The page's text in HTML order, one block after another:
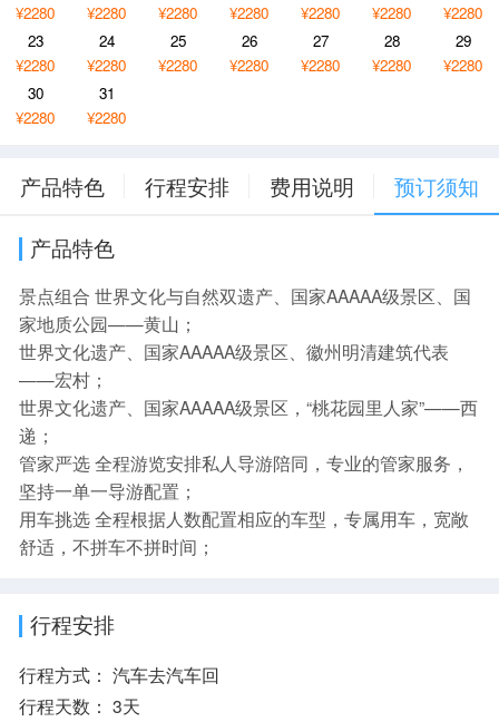
¥2280
¥2280
¥2280
¥2280
¥2280
¥2280
¥2280
23
¥2280
24
¥2280
25
¥2280
26
¥2280
27
¥2280
28
¥2280
29
¥2280
30
¥2280
31
¥2280
产品特色 行程安排 费用说明 预订须知
产品特色
景点组合 世界文化与自然双遗产、国家AAAAA级景区、国
家地质公园——黄山；
世界文化遗产、国家AAAAA级景区、徽州明清建筑代表
——宏村；
世界文化遗产、国家AAAAA级景区，“桃花园里人家”——西
递；
管家严选 全程游览安排私人导游陪同，专业的管家服务，
坚持一单一导游配置；
用车挑选 全程根据人数配置相应的车型，专属用车，宽敞
舒适，不拼车不拼时间；
行程安排
行程方式： 汽车去汽车回
行程天数： 3天